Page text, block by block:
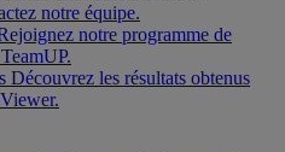
notre équipe.
notre programme de
Découvrez les résultats obtenus